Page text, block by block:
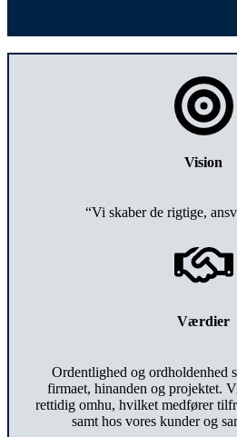
Vision
“Vi skaber de rigtige,
Værdier
Ordentlighed og ordholdenhed
firmaet, hinanden og projektet.
rettidig omhu, hvilket medfører
samt hos vores kunder og